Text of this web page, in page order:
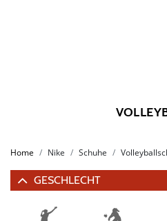
Home Nike Schuhe
GESCHLECHT